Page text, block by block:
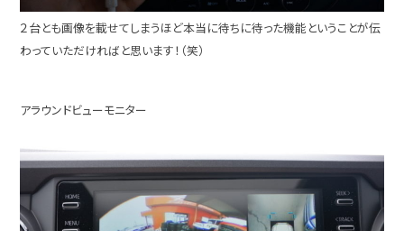
２台とも画像を載せてしまうほど本当に待ちに待った機能ということが伝
わっていただければと思います！（笑）
アラウンドビューモニター